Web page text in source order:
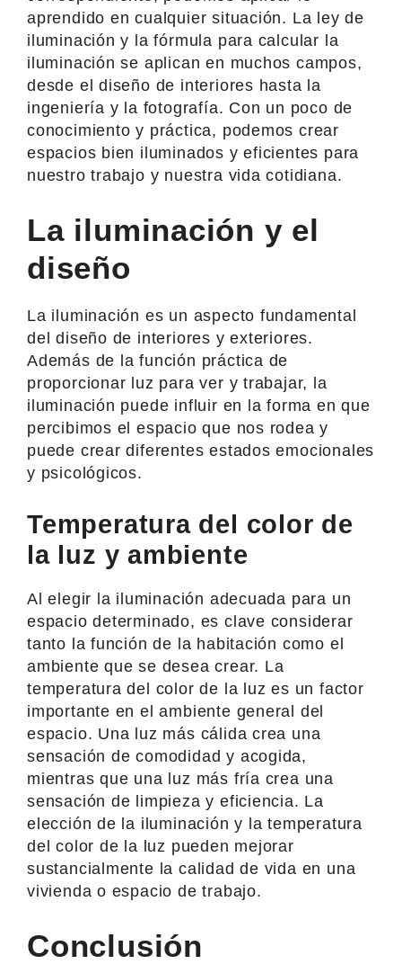
aprendido en cualquier situación. La ley de
iluminación y la fórmula para calcular la
iluminación se aplican en muchos campos,
desde el diseño de interiores hasta la
ingeniería y la fotografía. Con un poco de
conocimiento y práctica, podemos crear
espacios bien iluminados y eficientes para
nuestro trabajo y nuestra vida cotidiana.
La iluminación y el
diseño
La iluminación es un aspecto fundamental
del diseño de interiores y exteriores.
Además de la función práctica de
proporcionar luz para ver y trabajar, la
iluminación puede influir en la forma en que
percibimos el espacio que nos rodea y
puede crear diferentes estados emocionales
y psicológicos.
Temperatura del color de
la luz y ambiente
Al elegir la iluminación adecuada para un
espacio determinado, es clave considerar
tanto la función de la habitación como el
ambiente que se desea crear. La
temperatura del color de la luz es un factor
importante en el ambiente general del
espacio. Una luz más cálida crea una
sensación de comodidad y acogida,
mientras que una luz más fría crea una
sensación de limpieza y eficiencia. La
elección de la iluminación y la temperatura
del color de la luz pueden mejorar
sustancialmente la calidad de vida en una
vivienda o espacio de trabajo.
Conclusión